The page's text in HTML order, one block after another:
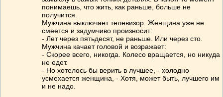
понимаешь, что жить, как раньше, больше не
получится.
Мужчина выключает телевизор. Женщина уже не
смеется и задумчиво произносит:
- Лет через пятьдесят, не раньше. Или через сто.
Мужчина качает головой и возражает:
- Скорее всего, никогда. Колесо вращается, но никуда
не едет.
- Но хотелось бы верить в лучшее, - холодно
усмехается женщина, - Хотя, может быть, лучшего им
и не надо.